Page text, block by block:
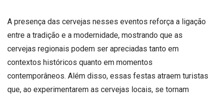
A presença das cervejas nesses eventos reforça a ligação
entre a tradição e a modernidade, mostrando que as
cervejas regionais podem ser apreciadas tanto em
contextos históricos quanto em momentos
contemporâneos. Além disso, essas festas atraem turistas
que, ao experimentarem as cervejas locais, se tornam